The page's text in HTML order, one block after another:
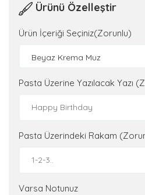
Ürünü Özelleştir
Ürün İçeriği Seçiniz(Zorunlu)
Beyaz Krema Muz
Pasta Üzerine Yazılacak Yazı
Pasta Üzerindeki Rakam
Varsa Notunuz